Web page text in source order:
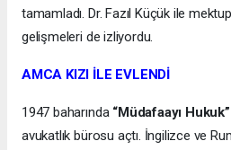
tamamladı. Dr. Fazıl Küçük ile
gelişmeleri de izliyordu.
AMCA KIZI İLE EVLENDİ
1947 baharında “Müdafaayı Hukuk”
avukatlık bürosu açtı. İngilizce ve